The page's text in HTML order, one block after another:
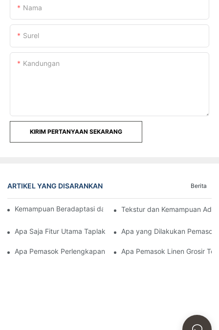
Nama
Surel
Kandungan
KIRIM PERTANYAAN SEKARANG
ARTIKEL YANG DISARANKAN Berita
Kemampuan Beradaptasi dan Kualitas Sarung Kursi ELIYA
Tekstur dan Kemampuan
Apa Saja Fitur Utama Taplak Meja Hotel untuk Acara Katering?
Apa yang Dilakukan
Apa Pemasok Perlengkapan Tidur Hotel Terbaik Untuk Hotel
Apa Pemasok Linen Grosir